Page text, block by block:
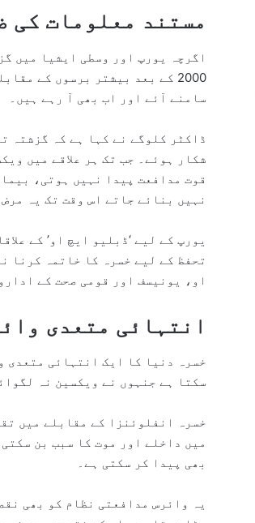
مستند معلومات کی
اگرچہ یورپ اور وسطی ایشیا میں
سامنے آئے اور اب بھی آ رہے ہیں۔
ڈاکٹر کلوگے نے کہا ہے کہ گزشتہ
قوت مدافعت پیدا نہیں ہوتی،
نہیں بنائے جاتے اس وقت تک یہ مرض
یورپ کے لیے ‘ڈبلیو ایچ او’ کے
تحفظ کے لیے خسرہ کا خاتمہ کرنا
او، یونیسف اور قومی صحت کے
انتہائی متعدی
سکتا ہے جنہوں نے ویکسین نہ
میں داخلے اور موت کا سبب بن
بھی پیدا کر سکتی ہے۔
یہ وائرس مدافعتی نظام کو بھی